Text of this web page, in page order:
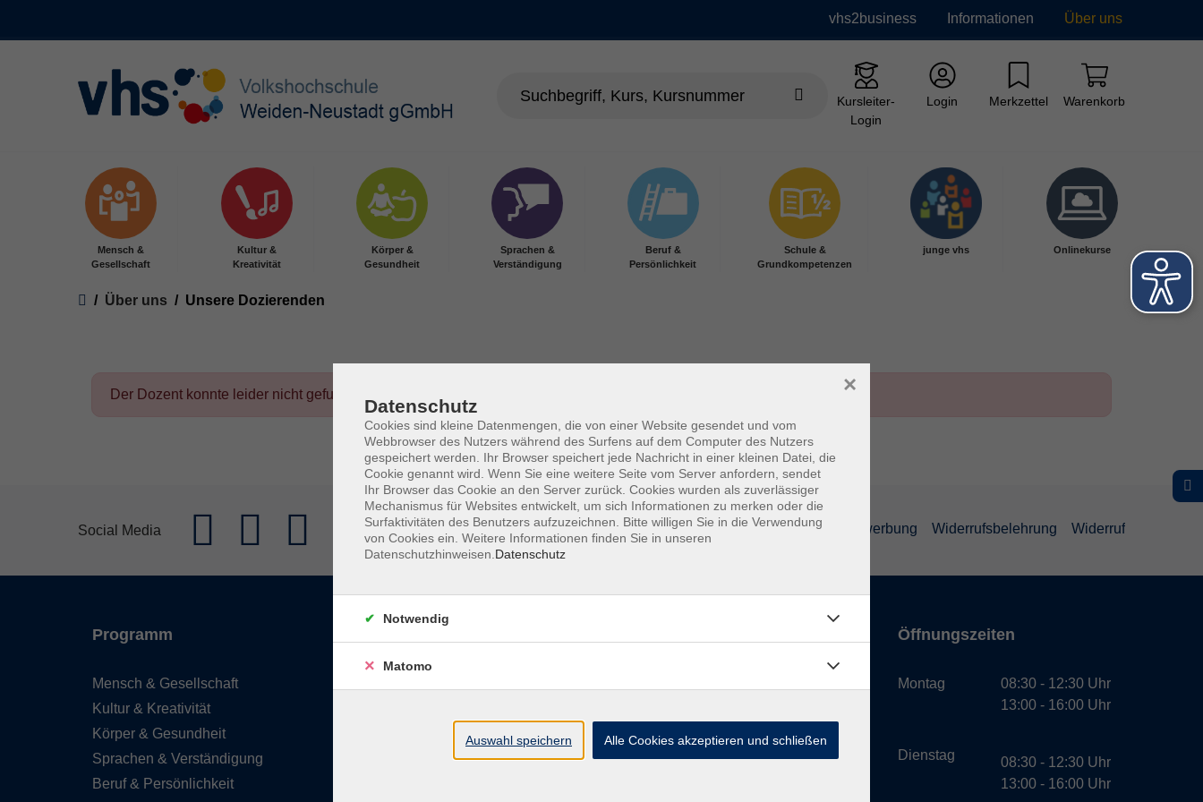
vhs2business Informationen Über uns
Kursleiter-
Login
Login Merkzettel Warenkorb
Mensch &
Gesellschaft
Kultur &
Kreativität
Körper &
Gesundheit
Sprachen &
Verständigung
Beruf &
Persönlichkeit
Schule &
Grundkompetenzen
junge vhs Onlinekurse
You are here:
Über uns Unsere Dozierenden
Der Dozent konnte leider nicht gefunden werden
Social Media Impressum Barrierefreiheit AGB Datenschutzerklärung Datenschutz Bewerbung Widerrufsbelehrung Widerruf
Programm
Mensch & Gesellschaft
Kultur & Kreativität
Körper & Gesundheit
Sprachen & Verständigung
Beruf & Persönlichkeit
92637 Weiden
Tel. 0961 48178-0
Öffnungszeiten
Montag
Dienstag
08:30 - 12:30 Uhr
13:00 - 16:00 Uhr
08:30 - 12:30 Uhr
13:00 - 16:00 Uhr
Datenschutz
Cookies sind kleine Datenmengen, die von einer Website gesendet und vom
Webbrowser des Nutzers während des Surfens auf dem Computer des Nutzers
gespeichert werden. Ihr Browser speichert jede Nachricht in einer kleinen Datei, die
Cookie genannt wird. Wenn Sie eine weitere Seite vom Server anfordern, sendet
Ihr Browser das Cookie an den Server zurück. Cookies wurden als zuverlässiger
Mechanismus für Websites entwickelt, um sich Informationen zu merken oder die
Surfaktivitäten des Benutzers aufzuzeichnen. Bitte willigen Sie in die Verwendung
von Cookies ein. Weitere Informationen finden Sie in unseren
Datenschutzhinweisen. Datenschutz
×
Notwendig
Matomo
Auswahl speichern Alle Cookies akzeptieren und schließen